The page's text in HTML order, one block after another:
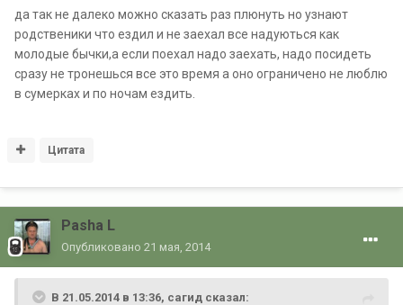
да так не далеко можно сказать раз плюнуть но узнают
родственики что ездил и не заехал все надуються как
молодые бычки,а если поехал надо заехать, надо посидеть
сразу не тронешься все это время а оно ограничено не люблю
в сумерках и по ночам ездить.
Цитата
Pasha L
Опубликовано 21 мая, 2014
В 21.05.2014 в 13:36, сагид сказал: